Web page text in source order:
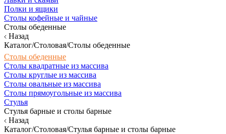
Полки и ящики
Столы кофейные и чайные
Столы обеденные
Назад
Каталог/Столовая/Столы обеденные
Столы обеденные
Столы квадратные из массива
Столы круглые из массива
Столы овальные из массива
Столы прямоугольные из массива
Стулья
Стулья барные и столы барные
Назад
Каталог/Столовая/Стулья барные и столы барные